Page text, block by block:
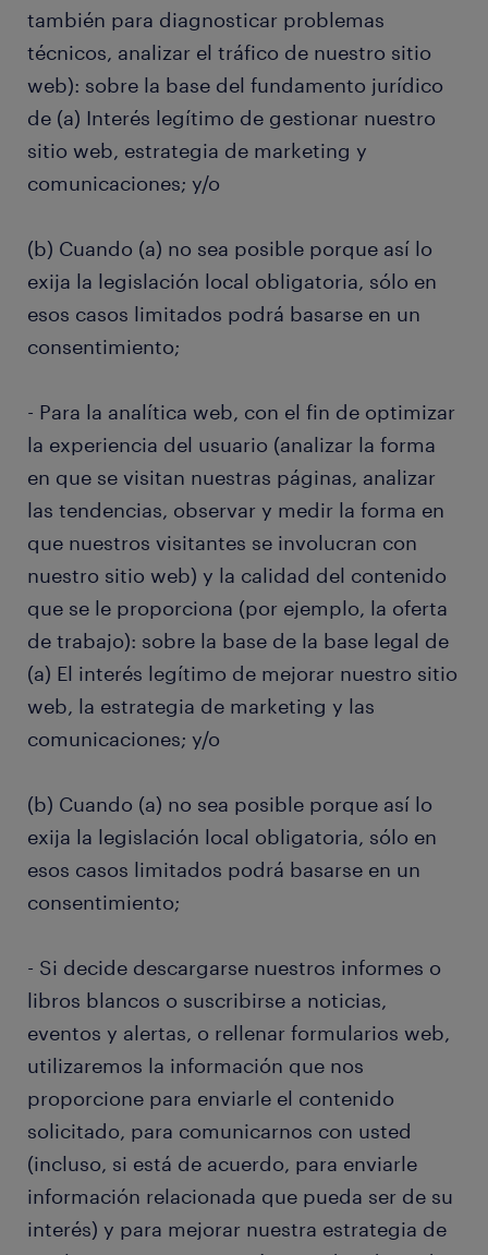
también para diagnosticar problemas
técnicos, analizar el tráfico de nuestro sitio
web): sobre la base del fundamento jurídico
de (a) Interés legítimo de gestionar nuestro
sitio web, estrategia de marketing y
comunicaciones; y/o
(b) Cuando (a) no sea posible porque así lo
exija la legislación local obligatoria, sólo en
esos casos limitados podrá basarse en un
consentimiento;
- Para la analítica web, con el fin de optimizar
la experiencia del usuario (analizar la forma
en que se visitan nuestras páginas, analizar
las tendencias, observar y medir la forma en
que nuestros visitantes se involucran con
nuestro sitio web) y la calidad del contenido
que se le proporciona (por ejemplo, la oferta
de trabajo): sobre la base de la base legal de
(a) El interés legítimo de mejorar nuestro sitio
web, la estrategia de marketing y las
comunicaciones; y/o
(b) Cuando (a) no sea posible porque así lo
exija la legislación local obligatoria, sólo en
esos casos limitados podrá basarse en un
consentimiento;
- Si decide descargarse nuestros informes o
libros blancos o suscribirse a noticias,
eventos y alertas, o rellenar formularios web,
utilizaremos la información que nos
proporcione para enviarle el contenido
solicitado, para comunicarnos con usted
(incluso, si está de acuerdo, para enviarle
información relacionada que pueda ser de su
interés) y para mejorar nuestra estrategia de